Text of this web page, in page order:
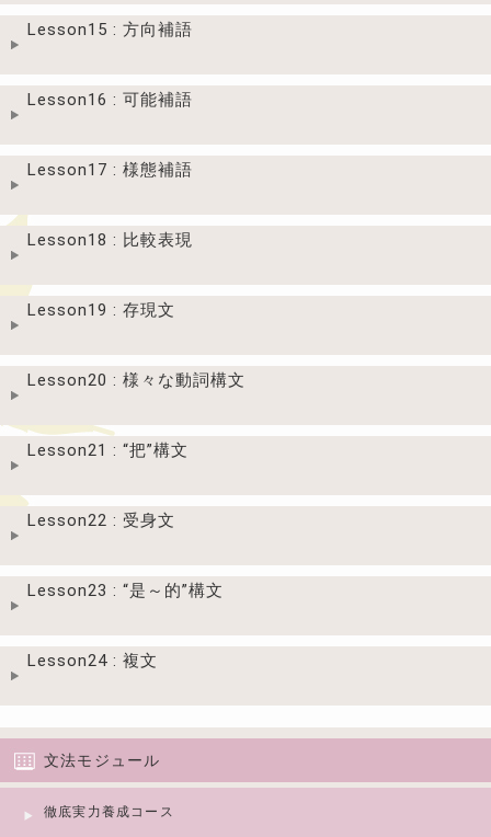
文法モジュール
徹底実力養成コース
Lesson15 : 方向補語
Lesson16 : 可能補語
Lesson17 : 様態補語
Lesson18 : 比較表現
Lesson19 : 存現文
Lesson20 : 様々な動詞構文
Lesson21 : “把”構文
Lesson22 : 受身文
Lesson23 : “是～的”構文
Lesson24 : 複文